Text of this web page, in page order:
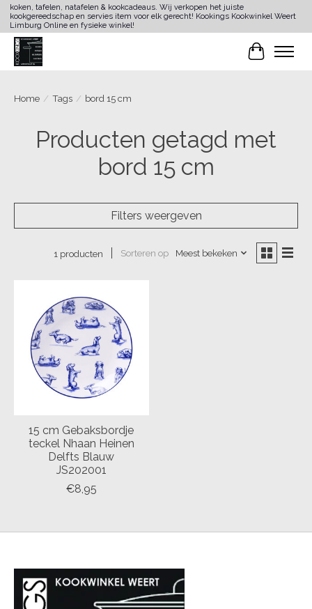
koken, tafelen, natafelen & kookcadeaus. Wij verkopen het juiste
kookgereedschap en servies item voor elk gerecht! Kookings Kookwinkel Weert
Limburg Online en fysieke winkel!
Home / Tags / bord 15 cm
Producten getagd met
bord 15 cm
Filters weergeven
1 producten Sorteren op Meest bekeken
15 cm Gebaksbordje
teckel Nhaan Heinen
Delfts Blauw
JS202001
€8,95